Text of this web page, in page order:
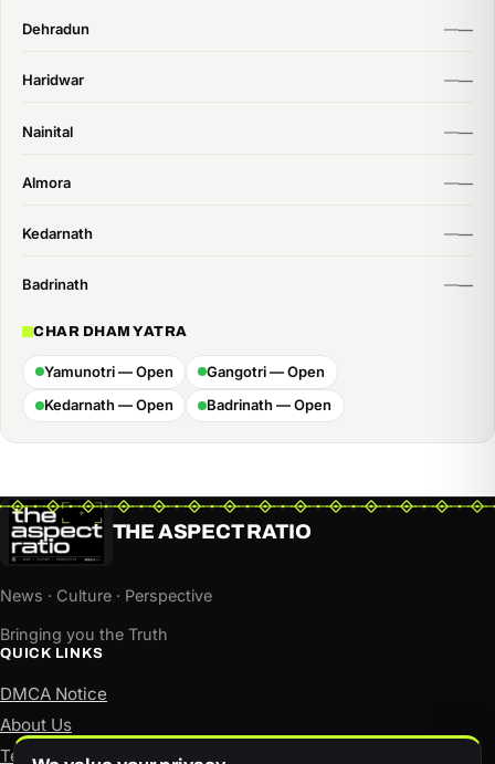
Dehradun
Haridwar
Nainital
Almora
Kedarnath
Badrinath
CHAR DHAM YATRA
Yamunotri — Open
Gangotri — Open
Kedarnath — Open
Badrinath — Open
THE ASPECT RATIO
News · Culture · Perspective
Bringing you the Truth
QUICK LINKS
DMCA Notice
About Us
Terms of Use